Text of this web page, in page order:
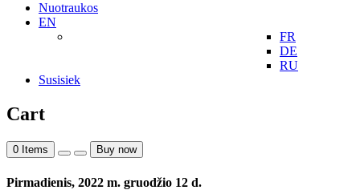
Nuotraukos
EN
FR
DE
RU
Susisiek
Cart
0 Items Buy now
Pirmadienis, 2022 m. gruodžio 12 d.